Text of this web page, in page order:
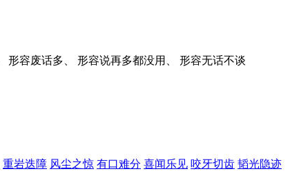
形容废话多、 形容说再多都没用、 形容无话不谈
重岩迭障 风尘之惊 有口难分 喜闻乐见 咬牙切齿 韬光隐迹